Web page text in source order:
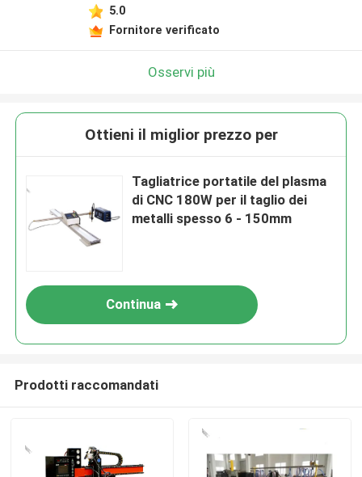
5.0
Fornitore verificato
Osservi più
Ottieni il miglior prezzo per
Tagliatrice portatile del plasma
di CNC 180W per il taglio dei
metalli spesso 6 - 150mm
Continua
Prodotti raccomandati